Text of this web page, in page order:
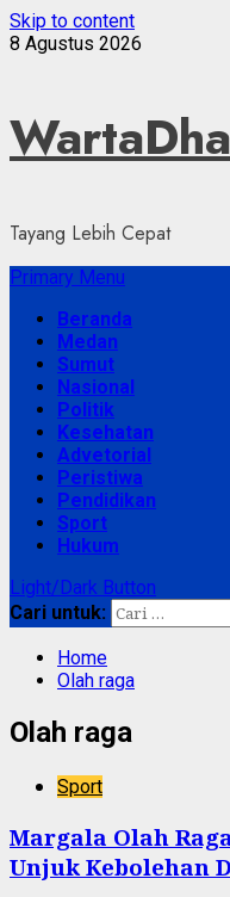
Skip to content
8 Agustus 2026
Tayang Lebih Cepat
Primary Menu
Beranda
Medan
Sumut
Nasional
Politik
Kesehatan
Advetorial
Peristiwa
Pendidikan
Sport
Hukum
Light/Dark Button
Cari untuk:
Home
Olah raga
Olah raga
Sport
Margala Olah
Unjuk Kebolehan